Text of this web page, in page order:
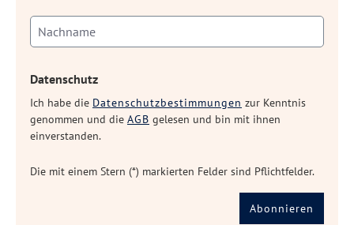
Datenschutz
Ich habe die Datenschutzbestimmungen zur Kenntnis
genommen und die AGB gelesen und bin mit ihnen
einverstanden.
Die mit einem Stern (*) markierten Felder sind Pflichtfelder.
Abonnieren